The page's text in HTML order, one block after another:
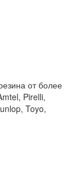
от более
Pirelli,
Toyo,